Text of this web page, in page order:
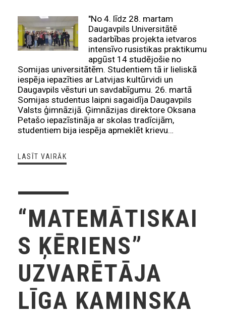
"No 4. līdz 28. martam
Daugavpils Universitātē
sadarbības projekta ietvaros
intensīvo rusistikas praktikumu
apgūst 14 studējošie no
Somijas universitātēm. Studentiem tā ir lieliskā
iespēja iepazīties ar Latvijas kultūrvidi un
Daugavpils vēsturi un savdabīgumu. 26. martā
Somijas studentus laipni sagaidīja Daugavpils
Valsts ģimnāzijā. Ģimnāzijas direktore Oksana
Petašo iepazīstināja ar skolas tradīcijām,
studentiem bija iespēja apmeklēt krievu…
LASĪT VAIRĀK
“MATEMĀTISKAI
S ĶĒRIENS”
UZVARĒTĀJA
LĪGA KAMINSKA